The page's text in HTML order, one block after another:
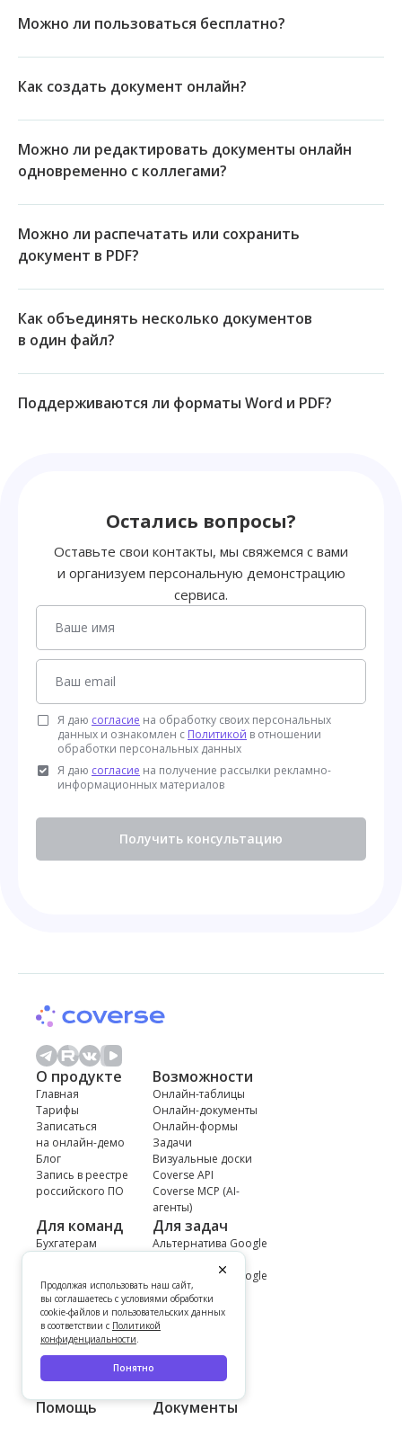
Можно ли пользоваться бесплатно?
Как создать документ онлайн?
Можно ли редактировать документы онлайн
одновременно с коллегами?
Можно ли распечатать или сохранить
документ в PDF?
Как объединять несколько документов
в один файл?
Поддерживаются ли форматы Word и PDF?
Остались вопросы?
Оставьте свои контакты, мы свяжемся с вами
и организуем персональную демонстрацию
сервиса.
Я даю согласие на обработку своих персональных
данных и ознакомлен с Политикой в отношении
обработки персональных данных
Я даю согласие на получение рассылки рекламно-
информационных материалов
Получить консультацию
О продукте
Главная
Тарифы
Записаться
на онлайн-демо
Блог
Запись в реестре
российского ПО
Возможности
Онлайн-таблицы
Онлайн-документы
Онлайн-формы
Задачи
Визуальные доски
Coverse API
Coverse MCP (AI-
агенты)
Помощь
Для команд
Бухгатерам
Проектному офису
HR-отделу
Юридическому
отделу
Маркетингу
Для задач
Альтернатива Google
Альтернатива Google
Sheets
Совместное
использование
использование
Документы
Продолжая использовать наш сайт,
вы соглашаетесь с условиями обработки
cookie-файлов и пользовательских данных
в соответствии с Политикой
конфиденциальности.
Понятно